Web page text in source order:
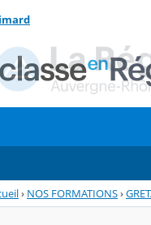
› NOS FORMATIONS›